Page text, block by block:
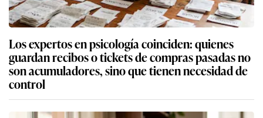
Los expertos en psicología coinciden: quienes
guardan recibos o tickets de compras pasadas no
son acumuladores, sino que tienen necesidad de
control